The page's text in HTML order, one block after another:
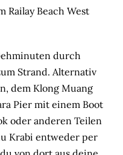
Railay Beach West
durch
Strand. Alternativ
dem Klong Muang
Pier mit einem Boot
oder anderen Teilen
Krabi entweder per